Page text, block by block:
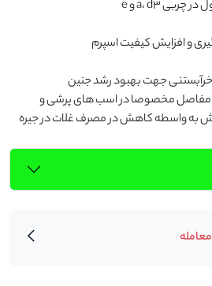
به واسطه کاهش در مصرف غلات در جیره